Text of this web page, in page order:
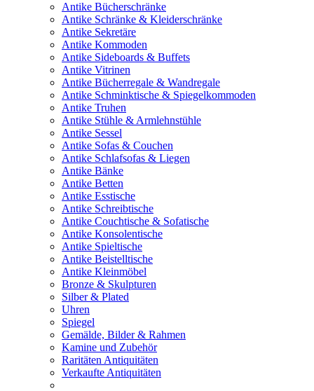
Antike Bücherschränke
Antike Schränke & Kleiderschränke
Antike Sekretäre
Antike Kommoden
Antike Sideboards & Buffets
Antike Vitrinen
Antike Bücherregale & Wandregale
Antike Schminktische & Spiegelkommoden
Antike Truhen
Antike Stühle & Armlehnstühle
Antike Sessel
Antike Sofas & Couchen
Antike Schlafsofas & Liegen
Antike Bänke
Antike Betten
Antike Esstische
Antike Schreibtische
Antike Couchtische & Sofatische
Antike Konsolentische
Antike Spieltische
Antike Beistelltische
Antike Kleinmöbel
Bronze & Skulpturen
Silber & Plated
Uhren
Spiegel
Gemälde, Bilder & Rahmen
Kamine und Zubehör
Raritäten Antiquitäten
Verkaufte Antiquitäten